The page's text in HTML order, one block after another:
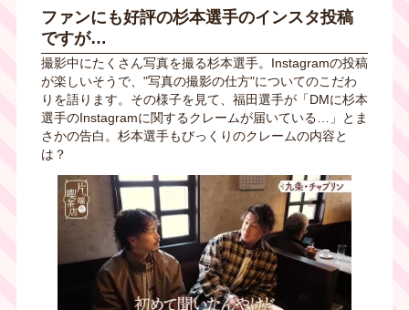
ファンにも好評の杉本選手のインスタ投稿
ですが…
撮影中にたくさん写真を撮る杉本選手。Instagramの投稿
が楽しいそうで、"写真の撮影の仕方"についてのこだわ
りを語ります。その様子を見て、福田選手が「DMに杉本
選手のInstagramに関するクレームが届いている…」とま
さかの告白。杉本選手もびっくりのクレームの内容と
は？